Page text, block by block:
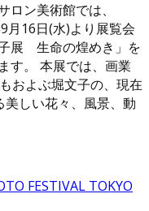
ロン美術館では、
月16日(水)より展覧会
子展 生命の煌めき」を
す。 本展では、画業
およぶ堀文子の、現在
美しい花々、風景、動
FESTIVAL TOKYO